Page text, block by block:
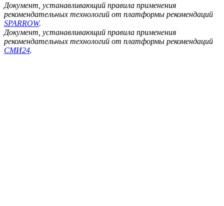
Документ, устанавливающий правила применения
рекомендательных технологий от платформы рекомендаций
SPARROW.
Документ, устанавливающий правила применения
рекомендательных технологий от платформы рекомендаций
СМИ24.